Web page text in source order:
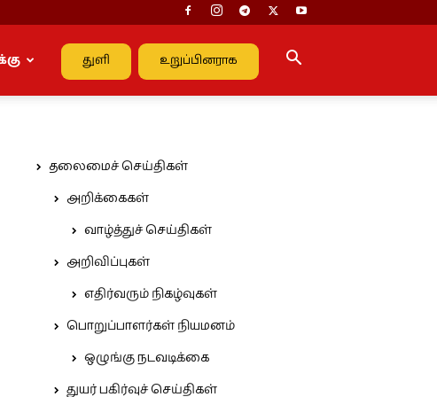
துளி உறுப்பினராக
தலைமைச் செய்திகள்
அறிக்கைகள்
வாழ்த்துச் செய்திகள்
அறிவிப்புகள்
எதிர்வரும் நிகழ்வுகள்
பொறுப்பாளர்கள் நியமனம்
ஒழுங்கு நடவடிக்கை
துயர் பகிர்வுச் செய்திகள்